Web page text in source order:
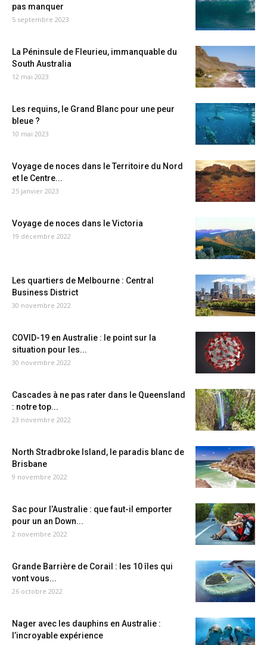
pas manquer
5 septembre 2023
La Péninsule de Fleurieu, immanquable du
South Australia
12 mai 2023
Les requins, le Grand Blanc pour une peur
bleue ?
10 mai 2023
Voyage de noces dans le Territoire du Nord
et le Centre...
25 janvier 2023
Voyage de noces dans le Victoria
19 décembre 2022
Les quartiers de Melbourne : Central
Business District
30 novembre 2022
COVID-19 en Australie : le point sur la
situation pour les...
30 novembre 2022
Cascades à ne pas rater dans le Queensland
: notre top...
23 novembre 2022
North Stradbroke Island, le paradis blanc de
Brisbane
9 novembre 2022
Sac pour l’Australie : que faut-il emporter
pour un an Down...
2 novembre 2022
Grande Barrière de Corail : les 10 îles qui
vont vous...
26 octobre 2022
Nager avec les dauphins en Australie :
l’incroyable expérience